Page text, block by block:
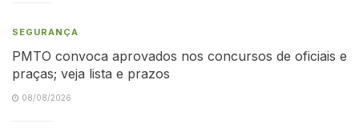
SEGURANÇA
PMTO convoca aprovados nos concursos de oficiais e
praças; veja lista e prazos
08/08/2026